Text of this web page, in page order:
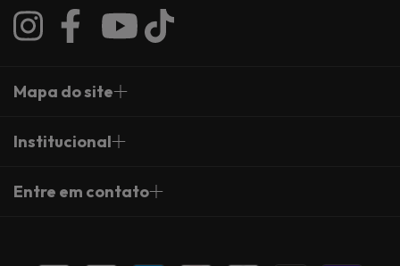
Mapa do site
Institucional
Entre em contato